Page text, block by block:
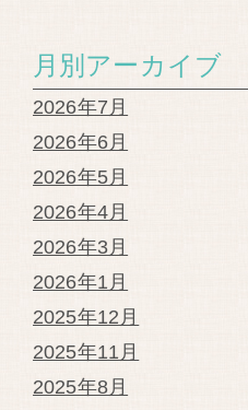
月別アーカイブ
2026年7月
2026年6月
2026年5月
2026年4月
2026年3月
2026年1月
2025年12月
2025年11月
2025年8月